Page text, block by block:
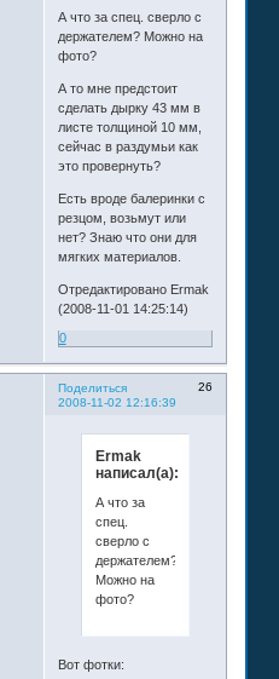
А что за спец. сверло с
держателем? Можно на
фото?
А то мне предстоит
сделать дырку 43 мм в
листе толщиной 10 мм,
сейчас в раздумьи как
это провернуть?
Есть вроде балеринки с
резцом, возьмут или
нет? Знаю что они для
мягких материалов.
Отредактировано Ermak
(2008-11-01 14:25:14)
0
Поделиться
26
2008-11-02 12:16:39
Ermak
написал(а):
А что за
спец.
сверло с
держателем?
Можно на
фото?
Вот фотки: